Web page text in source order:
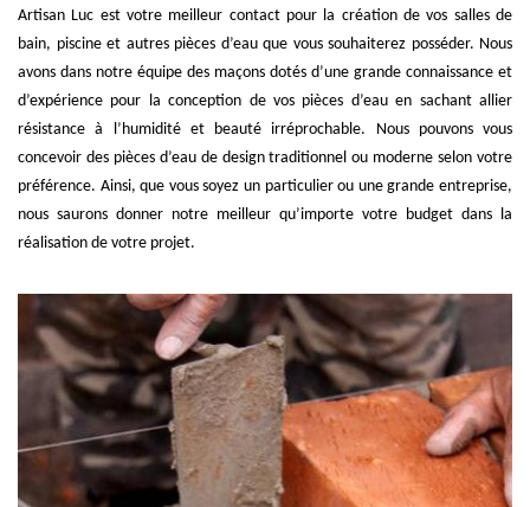
Artisan Luc est votre meilleur contact pour la création de vos salles de
bain, piscine et autres pièces d’eau que vous souhaiterez posséder. Nous
avons dans notre équipe des maçons dotés d’une grande connaissance et
d’expérience pour la conception de vos pièces d’eau en sachant allier
résistance à l’humidité et beauté irréprochable. Nous pouvons vous
concevoir des pièces d’eau de design traditionnel ou moderne selon votre
préférence. Ainsi, que vous soyez un particulier ou une grande entreprise,
nous saurons donner notre meilleur qu’importe votre budget dans la
réalisation de votre projet.